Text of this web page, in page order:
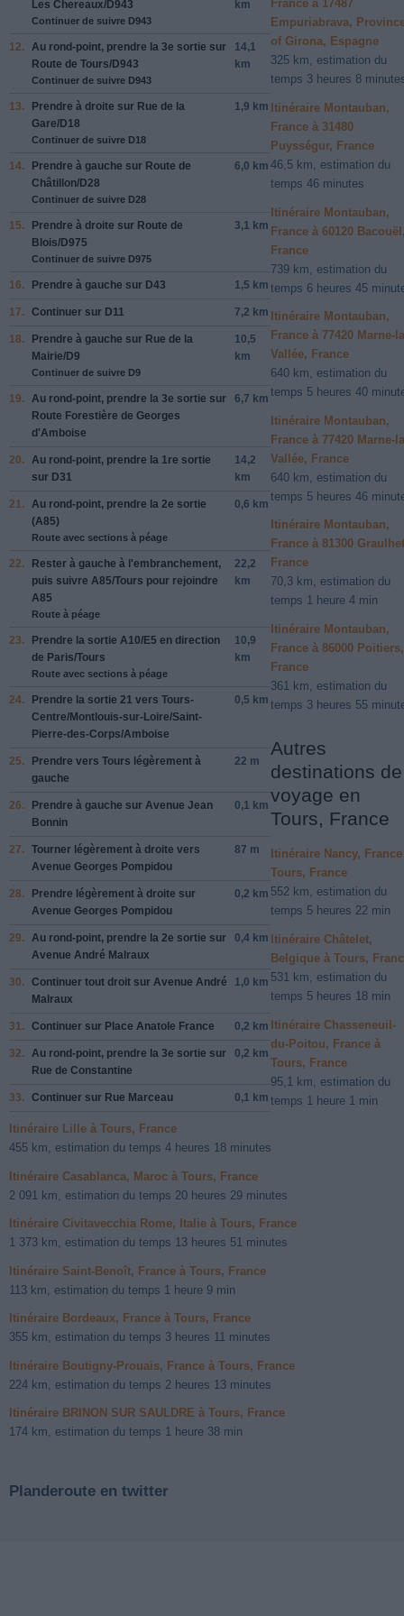
Les Chereaux/D943
Continuer de suivre D943
km
12. Au rond-point, prendre la 3e sortie sur
Route de Tours/D943
Continuer de suivre D943
14,1
km
13. Prendre à droite sur Rue de la
Gare/D18
Continuer de suivre D18
1,9 km
14. Prendre à gauche sur Route de
Châtillon/D28
Continuer de suivre D28
6,0 km
15. Prendre à droite sur Route de
Blois/D975
Continuer de suivre D975
3,1 km
16. Prendre à gauche sur D43 1,5 km
17. Continuer sur D11 7,2 km
18. Prendre à gauche sur Rue de la
Mairie/D9
Continuer de suivre D9
10,5
km
19. Au rond-point, prendre la 3e sortie sur
Route Forestière de Georges
d'Amboise
6,7 km
20. Au rond-point, prendre la 1re sortie
sur D31
14,2
km
21. Au rond-point, prendre la 2e sortie
(A85)
Route avec sections à péage
0,6 km
22. Rester à gauche à l'embranchement,
puis suivre A85/Tours pour rejoindre
A85
Route à péage
22,2
km
23. Prendre la sortie A10/E5 en direction
de Paris/Tours
Route avec sections à péage
10,9
km
24. Prendre la sortie 21 vers Tours-
Centre/Montlouis-sur-Loire/Saint-
Pierre-des-Corps/Amboise
0,5 km
25. Prendre vers Tours légèrement à
gauche
22 m
26. Prendre à gauche sur Avenue Jean
Bonnin
0,1 km
27. Tourner légèrement à droite vers
Avenue Georges Pompidou
87 m
28. Prendre légèrement à droite sur
Avenue Georges Pompidou
0,2 km
29. Au rond-point, prendre la 2e sortie sur
Avenue André Malraux
0,4 km
30. Continuer tout droit sur Avenue André
Malraux
1,0 km
31. Continuer sur Place Anatole France 0,2 km
32. Au rond-point, prendre la 3e sortie sur
Rue de Constantine
0,2 km
33. Continuer sur Rue Marceau 0,1 km
France à 17487
Empuriabrava,
of Girona, Espagne
325 km, estimation du
temps 3 heures 8
Itinéraire Montauban,
France à 31480
Puysségur, France
46,5 km, estimation du
temps 46 minutes
Itinéraire Montauban,
France à 60120
France
739 km, estimation du
temps 6 heures 45
Itinéraire Montauban,
France à 77420 Marne-
Vallée, France
640 km, estimation du
temps 5 heures 40
Itinéraire Montauban,
France à 77420 Marne-
Vallée, France
640 km, estimation du
temps 5 heures 46
Itinéraire Montauban,
France à 81300
France
70,3 km, estimation du
temps 1 heure 4 min
Itinéraire Montauban,
France à 86000 Poitiers,
France
361 km, estimation du
temps 3 heures 55
Autres
destinations de
voyage en
Tours, France
Itinéraire Nancy,
Tours, France
552 km, estimation du
temps 5 heures 22 min
Itinéraire Châtelet,
Belgique à Tours,
531 km, estimation du
temps 5 heures 18 min
Itinéraire Chasseneuil-
du-Poitou, France à
Tours, France
95,1 km, estimation du
temps 1 heure 1 min
Itinéraire Lille à Tours, France
455 km, estimation du temps 4 heures 18 minutes
Itinéraire Casablanca, Maroc à Tours, France
2 091 km, estimation du temps 20 heures 29 minutes
Itinéraire Civitavecchia Rome, Italie à Tours, France
1 373 km, estimation du temps 13 heures 51 minutes
Itinéraire Saint-Benoît, France à Tours, France
113 km, estimation du temps 1 heure 9 min
Itinéraire Bordeaux, France à Tours, France
355 km, estimation du temps 3 heures 11 minutes
Itinéraire Boutigny-Prouais, France à Tours, France
224 km, estimation du temps 2 heures 13 minutes
Itinéraire BRINON SUR SAULDRE à Tours, France
174 km, estimation du temps 1 heure 38 min
Planderoute en twitter